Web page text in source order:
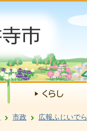
市政 広報ふじいでら